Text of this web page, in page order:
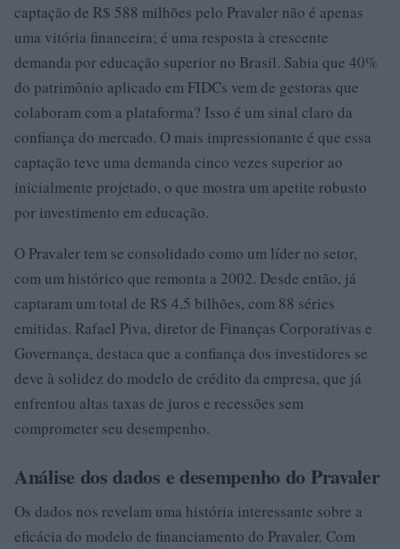
captação de R$ 588 milhões pelo Pravaler não é apenas
uma vitória financeira; é uma resposta à crescente
demanda por educação superior no Brasil. Sabia que 40%
do patrimônio aplicado em FIDCs vem de gestoras que
colaboram com a plataforma? Isso é um sinal claro da
confiança do mercado. O mais impressionante é que essa
captação teve uma demanda cinco vezes superior ao
inicialmente projetado, o que mostra um apetite robusto
por investimento em educação.
O Pravaler tem se consolidado como um líder no setor,
com um histórico que remonta a 2002. Desde então, já
captaram um total de R$ 4,5 bilhões, com 88 séries
emitidas. Rafael Piva, diretor de Finanças Corporativas e
Governança, destaca que a confiança dos investidores se
deve à solidez do modelo de crédito da empresa, que já
enfrentou altas taxas de juros e recessões sem
comprometer seu desempenho.
Análise dos dados e desempenho do Pravaler
Os dados nos revelam uma história interessante sobre a
eficácia do modelo de financiamento do Pravaler. Com